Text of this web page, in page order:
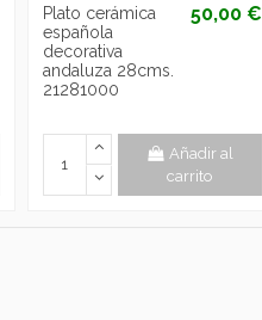
Plato cerámica
española
decorativa
andaluza 28cms.
21281000
50,00 €
Añadir al
carrito